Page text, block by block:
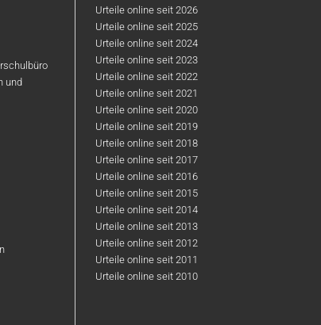
und
Urteile online seit 2026
Urteile online seit 2025
Urteile online seit 2024
Urteile online seit 2023
Urteile online seit 2022
Urteile online seit 2021
Urteile online seit 2020
Urteile online seit 2019
Urteile online seit 2018
Urteile online seit 2017
Urteile online seit 2016
Urteile online seit 2015
Urteile online seit 2014
Urteile online seit 2013
Urteile online seit 2012
Urteile online seit 2011
Urteile online seit 2010